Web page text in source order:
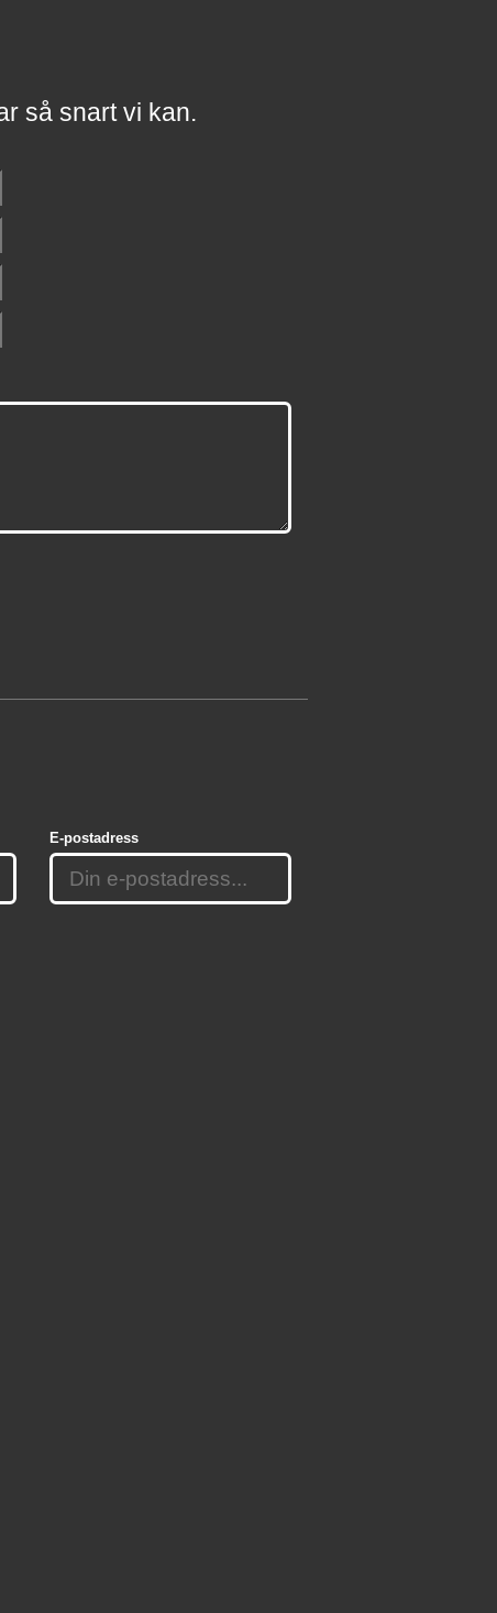
rså snart vi kan.
E-postadress